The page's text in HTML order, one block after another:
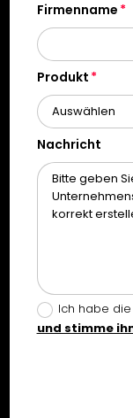
Firmenname
Produkt
Nachricht
Ich habe
und stimme